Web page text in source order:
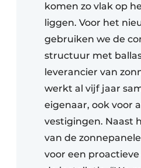
komen zo vlak op
liggen. Voor het
gebruiken we de
structuur met
leverancier van
werkt al vijf jaar
eigenaar, ook voor
vestigingen. Naast
van de
voor een